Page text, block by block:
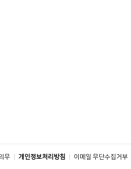
무 개인정보처리방침 이메일 무단수집거부